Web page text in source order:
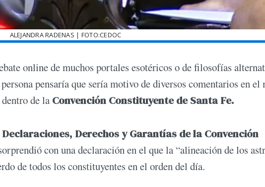
ALEJANDRA RADENAS | FOTO:CEDOC
online de muchos portales esotéricos o de filosofías
pensaría que sería motivo de diversos comentarios en el
de la Convención Constituyente de Santa Fe.
Derechos y Garantías de la Convención
con una declaración en el que la “alineación de los
de todos los constituyentes en el orden del día.